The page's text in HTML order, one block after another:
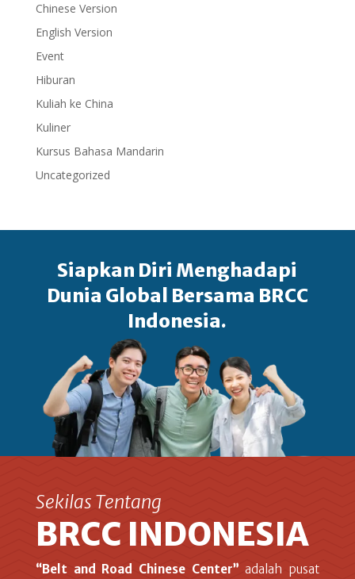
Chinese Version
English Version
Event
Hiburan
Kuliah ke China
Kuliner
Kursus Bahasa Mandarin
Uncategorized
Siapkan Diri Menghadapi
Dunia Global Bersama BRCC
Indonesia.
Sekilas Tentang
BRCC INDONESIA
“Belt and Road Chinese Center” adalah pusat